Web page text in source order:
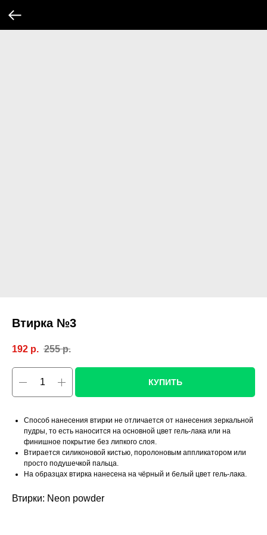
Втирка №3
192 р. 255 р.
КУПИТЬ
Способ нанесения втирки не отличается от нанесения зеркальной
пудры, то есть наносится на основной цвет гель-лака или на
финишное покрытие без липкого слоя.
Втирается силиконовой кистью, поролоновым аппликатором или
просто подушечкой пальца.
На образцах втирка нанесена на чёрный и белый цвет гель-лака.
Втирки: Neon powder